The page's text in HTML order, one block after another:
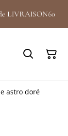
LIVRAISON60
astro doré